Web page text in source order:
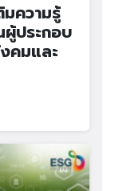
ความรู้
ประกอบ
คมและ